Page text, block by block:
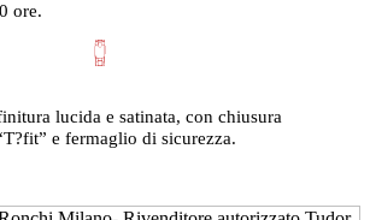
ore.
lucida e satinata, con chiusura
e fermaglio di sicurezza.